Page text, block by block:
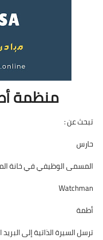
منظمة
تبحث عن :
حارس
المسمى الوظيفي في خانة
Watchman
أطمة
ترسل السيرة الذاتية إلى البريد